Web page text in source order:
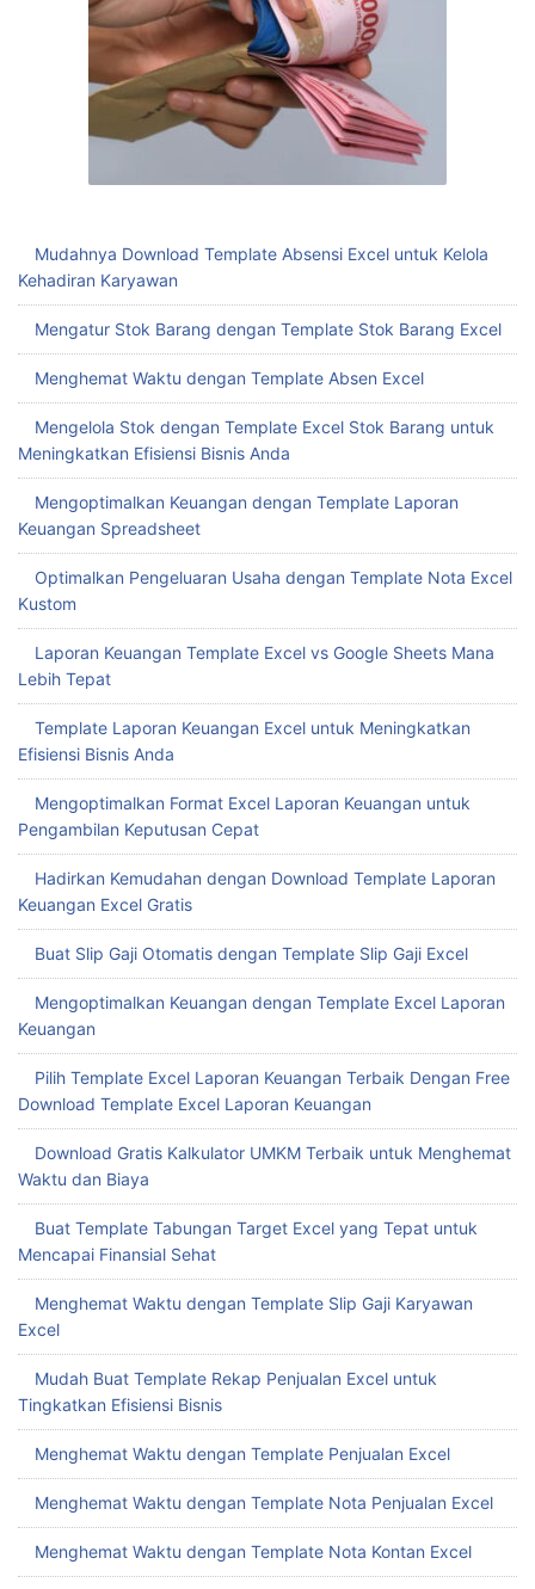
Mudahnya Download Template Absensi Excel untuk Kelola
Kehadiran Karyawan
Mengatur Stok Barang dengan Template Stok Barang Excel
Menghemat Waktu dengan Template Absen Excel
Mengelola Stok dengan Template Excel Stok Barang untuk
Meningkatkan Efisiensi Bisnis Anda
Mengoptimalkan Keuangan dengan Template Laporan
Keuangan Spreadsheet
Optimalkan Pengeluaran Usaha dengan Template Nota Excel
Kustom
Laporan Keuangan Template Excel vs Google Sheets Mana
Lebih Tepat
Template Laporan Keuangan Excel untuk Meningkatkan
Efisiensi Bisnis Anda
Mengoptimalkan Format Excel Laporan Keuangan untuk
Pengambilan Keputusan Cepat
Hadirkan Kemudahan dengan Download Template Laporan
Keuangan Excel Gratis
Buat Slip Gaji Otomatis dengan Template Slip Gaji Excel
Mengoptimalkan Keuangan dengan Template Excel Laporan
Keuangan
Pilih Template Excel Laporan Keuangan Terbaik Dengan Free
Download Template Excel Laporan Keuangan
Download Gratis Kalkulator UMKM Terbaik untuk Menghemat
Waktu dan Biaya
Buat Template Tabungan Target Excel yang Tepat untuk
Mencapai Finansial Sehat
Menghemat Waktu dengan Template Slip Gaji Karyawan
Excel
Mudah Buat Template Rekap Penjualan Excel untuk
Tingkatkan Efisiensi Bisnis
Menghemat Waktu dengan Template Penjualan Excel
Menghemat Waktu dengan Template Nota Penjualan Excel
Menghemat Waktu dengan Template Nota Kontan Excel